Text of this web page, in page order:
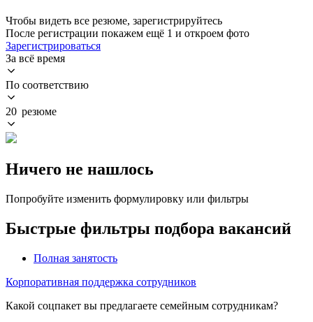
Чтобы видеть все резюме, зарегистрируйтесь
После регистрации покажем ещё 1 и откроем фото
Зарегистрироваться
За всё время
По соответствию
20 резюме
Ничего не нашлось
Попробуйте изменить формулировку или фильтры
Быстрые фильтры подбора вакансий
Полная занятость
Корпоративная поддержка сотрудников
Какой соцпакет вы предлагаете семейным сотрудникам?